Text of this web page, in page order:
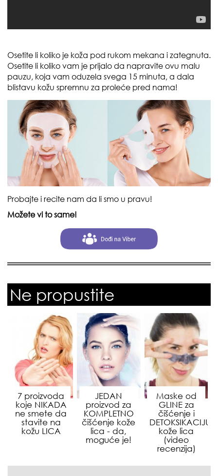
Osetite li koliko je koža pod rukom mekana i zategnuta.
Osetite li koliko vam je prijalo da napravite ovu malu
pauzu, koja vam oduzela svega 15 minuta, a dala
blistavu kožu spremnu za proleće pred nama!
Probajte i recite nam da li smo u pravu!
Možete vi to same!
Ne propustite
7 proizvoda
koje NIKADA
ne smete da
stavite na
kožu LICA
JEDAN
proizvod za
KOMPLETNO
čišćenje kože
lica - da,
moguće je!
Maske od
GLINE za
čišćenje i
DETOKSIKACIJU
kože lica
(video
recenzija)